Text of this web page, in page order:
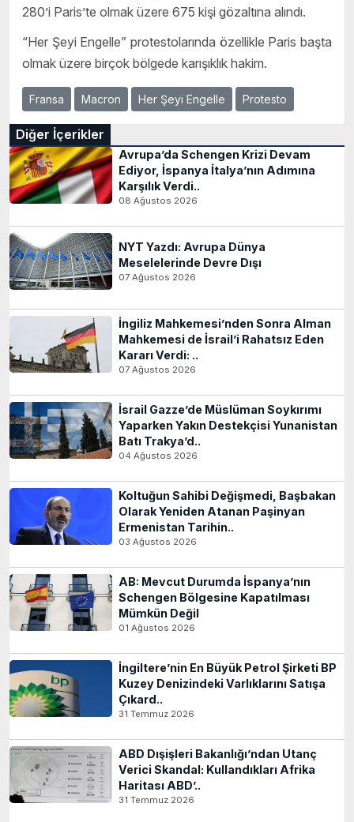
280’i Paris’te olmak üzere 675 kişi gözaltına alındı.
“Her Şeyi Engelle” protestolarında özellikle Paris başta
olmak üzere birçok bölgede karışıklık hakim.
Fransa Macron Her Şeyi Engelle Protesto
Diğer İçerikler
Avrupa’da Schengen Krizi Devam
Ediyor, İspanya İtalya’nın Adımına
Karşılık Verdi..
08 Ağustos 2026
NYT Yazdı: Avrupa Dünya
Meselelerinde Devre Dışı
07 Ağustos 2026
İngiliz Mahkemesi’nden Sonra Alman
Mahkemesi de İsrail’i Rahatsız Eden
Kararı Verdi: ..
07 Ağustos 2026
İsrail Gazze’de Müslüman Soykırımı
Yaparken Yakın Destekçisi Yunanistan
Batı Trakya’d..
04 Ağustos 2026
Koltuğun Sahibi Değişmedi, Başbakan
Olarak Yeniden Atanan Paşinyan
Ermenistan Tarihin..
03 Ağustos 2026
AB: Mevcut Durumda İspanya’nın
Schengen Bölgesine Kapatılması
Mümkün Değil
01 Ağustos 2026
İngiltere’nin En Büyük Petrol Şirketi BP
Kuzey Denizindeki Varlıklarını Satışa
Çıkard..
31 Temmuz 2026
ABD Dışişleri Bakanlığı’ndan Utanç
Verici Skandal: Kullandıkları Afrika
Haritası ABD’..
31 Temmuz 2026